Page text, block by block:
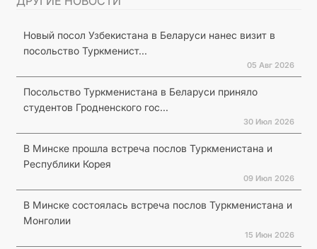
Новый посол Узбекистана в Беларуси нанес визит в
посольство Туркменист...
05 Авг 2026
Посольство Туркменистана в Беларуси приняло
студентов Гродненского гос...
30 Июл 2026
В Минске прошла встреча послов Туркменистана и
Республики Корея
09 Июл 2026
В Минске состоялась встреча послов Туркменистана и
Монголии
15 Июн 2026